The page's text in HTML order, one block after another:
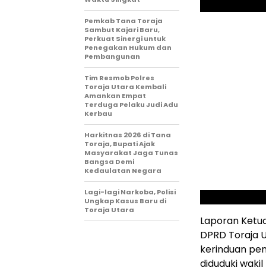
Laporan
DPRD Toraja
kerinduan
diduduki
Pemkab Tana Toraja
Sambut Kajari Baru,
Perkuat Sinergi untuk
Penegakan Hukum dan
Pembangunan
Tim Resmob Polres
Toraja Utara Kembali
Amankan Empat
Terduga Pelaku Judi Adu
Kerbau
Harkitnas 2026 di Tana
Toraja, Bupati Ajak
Masyarakat Jaga Tunas
Bangsa Demi
Kedaulatan Negara
Lagi-lagi Narkoba, Polisi
Ungkap Kasus Baru di
Toraja Utara